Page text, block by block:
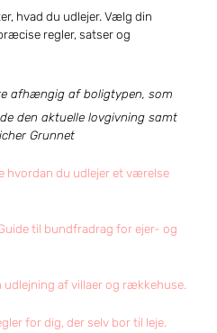
hvad du udlejer. Vælg din
regler, satser og
afhængig af boligtypen, som
den aktuelle lovgivning samt
Grunnet
hvordan du udlejer et værelse
til bundfradrag for ejer- og
udlejning af villaer og rækkehuse.
for dig, der selv bor til leje.